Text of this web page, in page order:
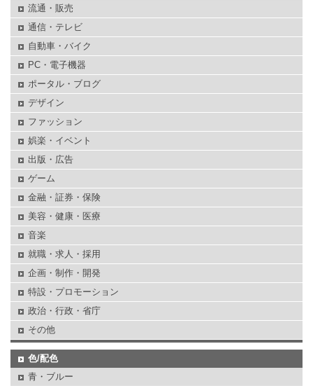
流通・販売
通信・テレビ
自動車・バイク
PC・電子機器
ポータル・ブログ
デザイン
ファッション
娯楽・イベント
出版・広告
ゲーム
金融・証券・保険
美容・健康・医療
音楽
就職・求人・採用
企画・制作・開発
特設・プロモーション
政治・行政・省庁
その他
色/配色
青・ブルー